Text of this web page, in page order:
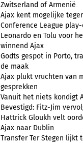
Zwitserland of Armenië
Ajax kent mogelijke
Conference League
Leonardo en Tolu voor
winnend Ajax
Godts gespot in Porto,
de maak
Ajax plukt vruchten van
gesprekken
Vanuit het niets kondigt
Bevestigd: Fitz-Jim
Hattrick Gloukh velt
Ajax naar Dublin
Transfer Ter Stegen lijkt